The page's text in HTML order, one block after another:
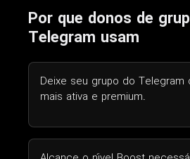
Por que donos de
Telegram usam
Deixe seu grupo do Telegram
mais ativa e premium.